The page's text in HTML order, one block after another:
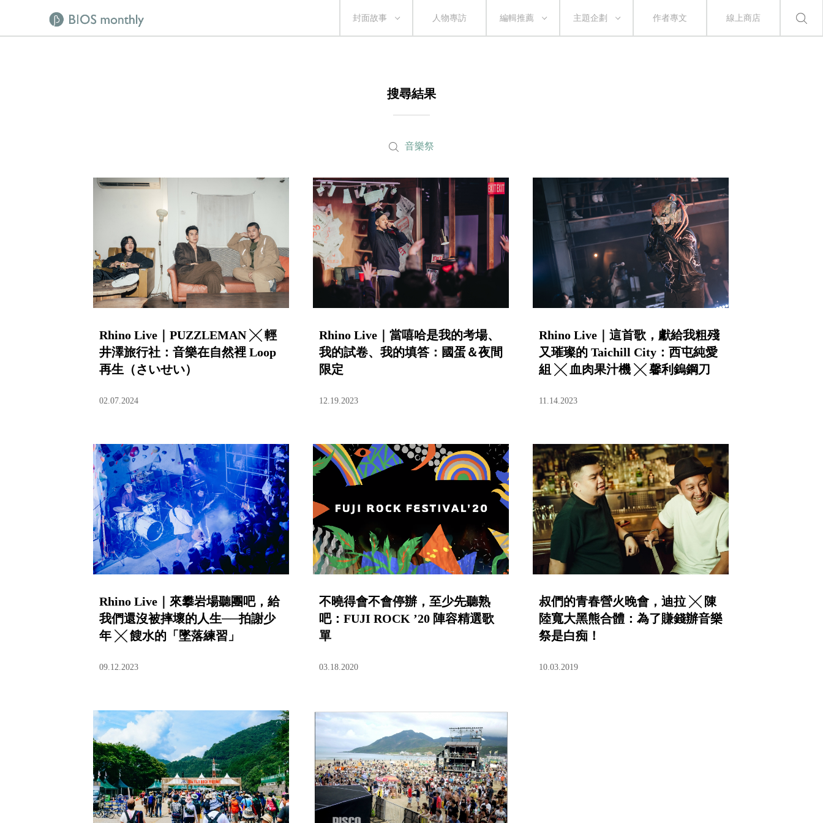
封面故事 人物專訪 編輯推薦 主題企劃 作者專文 線上商店
搜尋結果
音樂祭
Rhino Live｜PUZZLEMAN ╳ 輕
井澤旅行社：音樂在自然裡 Loop
再生（さいせい）
02.07.2024
Rhino Live｜當嘻哈是我的考場、
我的試卷、我的填答：國蛋＆夜間
限定
12.19.2023
Rhino Live｜這首歌，獻給我粗殘
又璀璨的 Taichill City：西屯純愛
組 ╳ 血肉果汁機 ╳ 馨利鎢鋼刀
11.14.2023
Rhino Live｜來攀岩場聽團吧，給
我們還沒被摔壞的人生──拍謝少
年 ╳ 餿水的「墜落練習」
09.12.2023
不曉得會不會停辦，至少先聽熟
吧：FUJI ROCK ’20 陣容精選歌
單
03.18.2020
叔們的青春營火晚會，迪拉 ╳ 陳
陸寬大黑熊合體：為了賺錢辦音樂
祭是白痴！
10.03.2019